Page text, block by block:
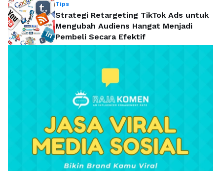
Tips
Strategi Retargeting TikTok Ads untuk
Mengubah Audiens Hangat Menjadi
Pembeli Secara Efektif